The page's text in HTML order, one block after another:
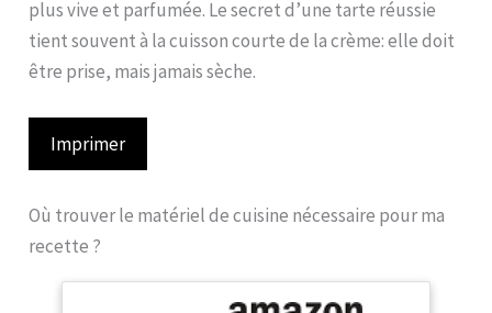
plus vive et parfumée. Le secret d’une tarte réussie
tient souvent à la cuisson courte de la crème: elle doit
être prise, mais jamais sèche.
Imprimer
Où trouver le matériel de cuisine nécessaire pour ma
recette ?